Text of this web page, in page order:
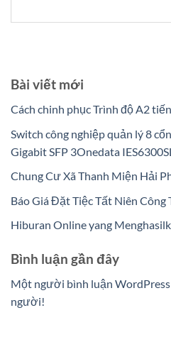
Bài viết mới
Cách chinh phục Trình độ A2
Switch công nghiệp quản lý 8
Gigabit SFP 3Onedata
Chung Cư Xã Thanh Miện Hải
Báo Giá Đặt Tiệc Tất Niên
Hiburan Online yang
Bình luận gần đây
Một người bình luận WordPress
người!